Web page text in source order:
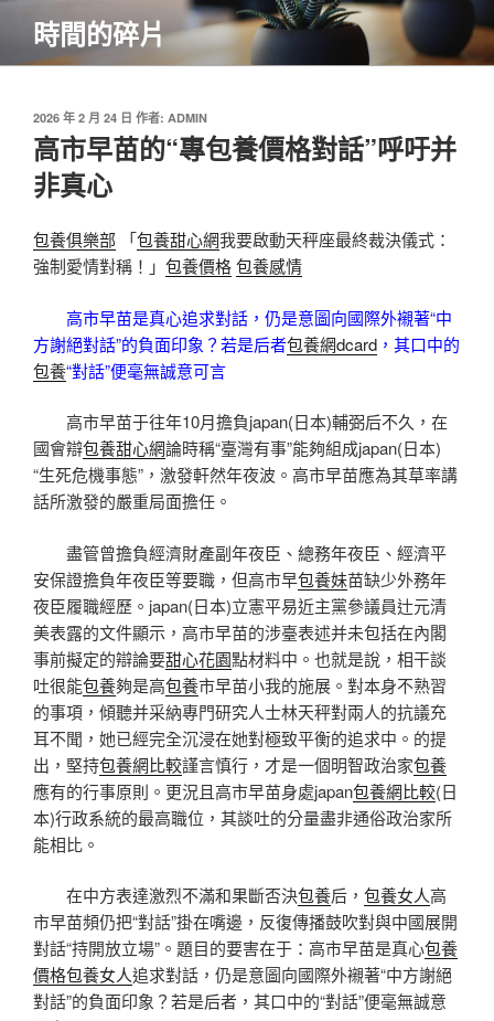
主
時間的碎片
發
佈
於
2026 年 2 月 24 日 作者: ADMIN
高市早苗的“專包養價格對話”呼吁并
非真心
包養俱樂部 「包養甜心網我要啟動天秤座最終裁決儀式：
強制愛情對稱！」 包養價格包養感情
高市早苗是真心追求對話，仍是意圖向國際外襯著“中
方謝絕對話”的負面印象？若是后者包養網dcard ，其口中的
包養“對話”便毫無誠意可言
高市早苗于往年10月擔負japan(日本)輔弼后不久，在
國會辯包養甜心網論時稱“臺灣有事”能夠組成japan(日本)
“生死危機事態”，激發軒然年夜波。高市早苗應為其草率講
話所激發的嚴重局面擔任。
盡管曾擔負經濟財產副年夜臣、總務年夜臣、經濟平
安保證擔負年夜臣等要職，但高市早包養妹苗缺少外務年
夜臣履職經歷。japan(日本)立憲平易近主黨參議員辻元清
美表露的文件顯示，高市早苗的涉臺表述并未包括在內閣
事前擬定的辯論要甜心花園點材料中。也就是說，相干談
吐很能包養夠是高包養市早苗小我的施展。對本身不熟習
的事項，傾聽并采納專門研究人士林天秤對兩人的抗議充
耳不聞，她已經完全沉浸在她對極致平衡的追求中。的提
出，堅持包養網比較謹言慎行，才是一個明智政治家包養
應有的行事原則。更況且高市早苗身處japan包養網比較(日
本)行政系統的最高職位，其談吐的分量盡非通俗政治家所
能相比。
在中方表達激烈不滿和果斷否決包養后， 包養女人高
市早苗頻仍把“對話”掛在嘴邊，反復傳播鼓吹對與中國展開
對話“持開放立場”。題目的要害在于：高市早苗是真心包養
價格包養女人追求對話，仍是意圖向國際外襯著“中方謝絕
對話”的負面印象？若是后者，其口中的“對話”便毫無誠意